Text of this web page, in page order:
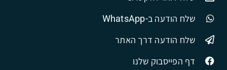
שלח הודעה ב-WhatsApp
שלח הודעה דרך האתר
דף הפייסבוק שלנו